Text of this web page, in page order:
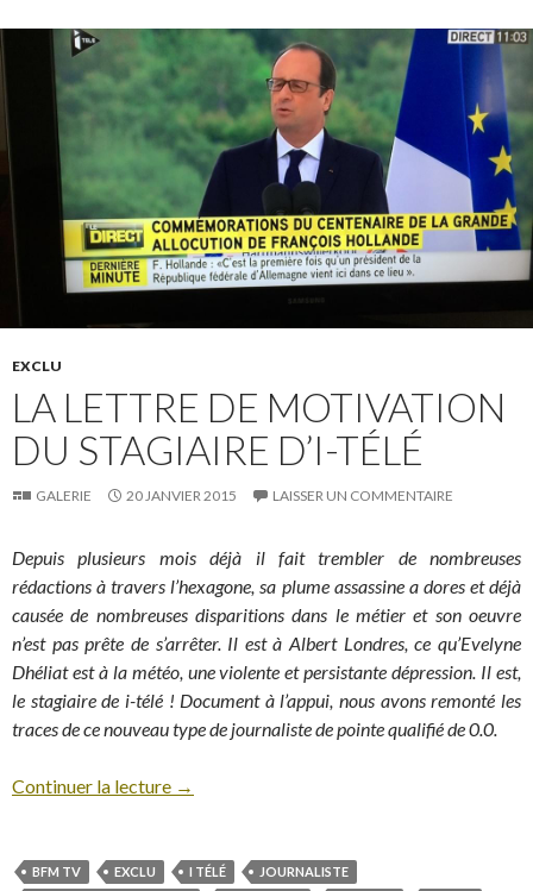
EXCLU
LA LETTRE DE MOTIVATION
DU STAGIAIRE D’I-TÉLÉ
GALERIE 20 JANVIER 2015 LAISSER UN COMMENTAIRE
Depuis plusieurs mois déjà il fait trembler de nombreuses
rédactions à travers l’hexagone, sa plume assassine a dores et déjà
causée de nombreuses disparitions dans le métier et son oeuvre
n’est pas prête de s’arrêter. Il est à Albert Londres, ce qu’Evelyne
Dhéliat est à la météo, une violente et persistante dépression. Il est,
le stagiaire de i-télé ! Document à l’appui, nous avons remonté les
traces de ce nouveau type de journaliste de pointe qualifié de 0.0.
Continuer la lecture →
BFM TV EXCLU I TÉLÉ
JOURNALISTE